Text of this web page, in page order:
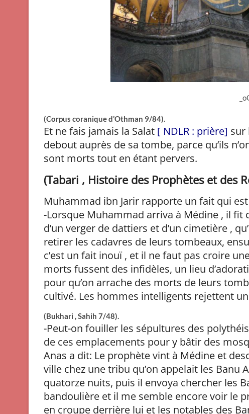
(Corpus coranique d’Othman 9/84).
Et ne fais jamais la Salat [ NDLR : prière] sur
debout auprès de sa tombe, parce qu’ils
sont morts tout en étant pervers.
(Tabari , Histoire des Prophètes et des
Muhammad ibn Jarir rapporte un fait qui
-Lorsque Muhammad arriva à Médine , il
d’un verger de dattiers et d’un cimetière ,
retirer les cadavres de leurs tombeaux,
c’est un fait inouï , et il ne faut pas croire
morts fussent des infidèles, un lieu
pour qu’on arrache des morts de leurs
cultivé. Les hommes intelligents rejettent
(Bukhari , Sahih 7/48).
-Peut-on fouiller les sépultures des
de ces emplacements pour y bâtir des
Anas a dit: Le prophète vint à Médine et
ville chez une tribu qu’on appelait les Banu
quatorze nuits, puis il envoya chercher les
bandoulière et il me semble encore voir le
en croupe derrière lui et les notables des